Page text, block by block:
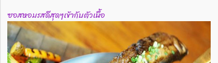
ซอสหอมรสดีสุดๆเข้ากับตัวเนื้อ